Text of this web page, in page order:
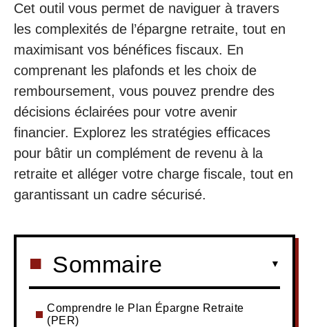
Cet outil vous permet de naviguer à travers
les complexités de l’épargne retraite, tout en
maximisant vos bénéfices fiscaux. En
comprenant les plafonds et les choix de
remboursement, vous pouvez prendre des
décisions éclairées pour votre avenir
financier. Explorez les stratégies efficaces
pour bâtir un complément de revenu à la
retraite et alléger votre charge fiscale, tout en
garantissant un cadre sécurisé.
Sommaire
Comprendre le Plan Épargne Retraite
(PER)